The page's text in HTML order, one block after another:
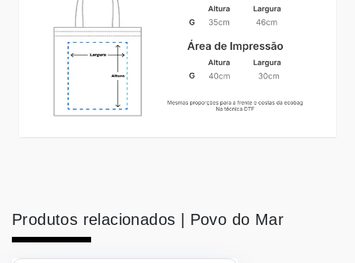
Produtos relacionados | Povo do Mar